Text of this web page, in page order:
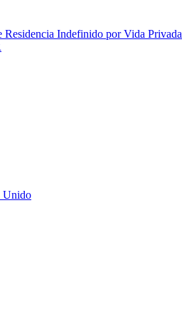
Residencia Indefinido por Vida Privada
Unido